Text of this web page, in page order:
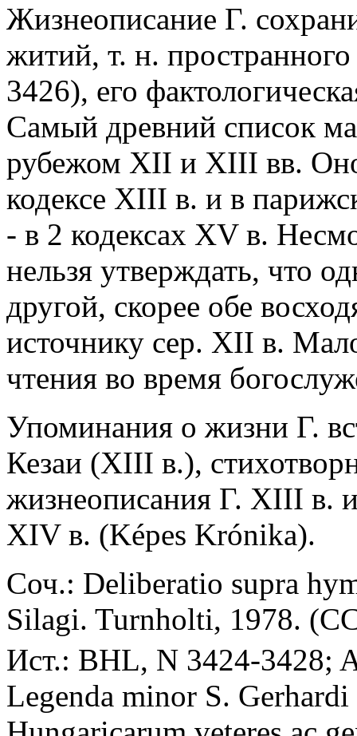
Жизнеописание Г.
житий, т. н.
3426), его
Самый древний список
рубежом XII и XIII вв.
кодексе XIII в. и в
- в 2 кодексах XV в.
нельзя утверждать, что
другой, скорее обе
источнику сер. XII в.
чтения во время
Упоминания о жизни Г.
Кезаи (XIII в.),
жизнеописания Г. XIII в.
XIV в. (Képes Krónika).
Соч.: Deliberatio supra
Silagi. Turnholti, 1978.
Ист.: BHL, N 3424-3428;
Legenda minor S.